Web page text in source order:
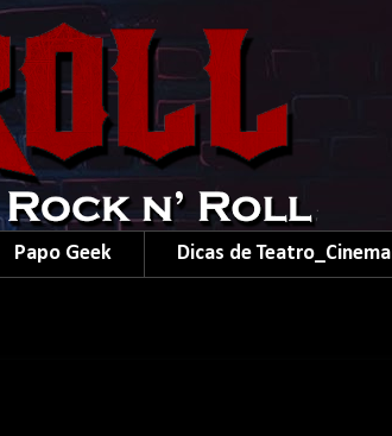
Papo Geek Dicas de Teatro_Cinema